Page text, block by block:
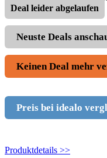
Deal leider abgelaufen
Neuste Deals
Keinen Deal mehr
Preis bei idealo
Produktdetails >>